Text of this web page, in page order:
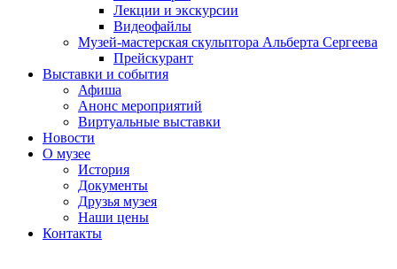
Лекции и экскурсии
Видеофайлы
Музей-мастерская скульптора Альберта Сергеева
Прейскурант
Выставки и события
Афиша
Анонс мероприятий
Виртуальные выставки
Новости
О музее
История
Документы
Друзья музея
Наши цены
Контакты